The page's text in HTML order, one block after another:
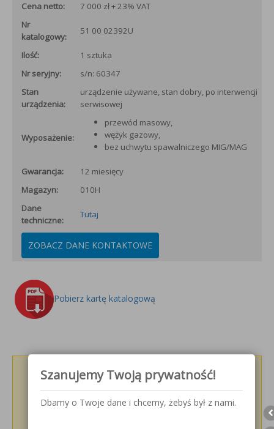
Cena netto:
7 000 zł + 23% VAT
Nr
katalogowy:
51 00 02392U
Ilość:
1 sztuka
Nr seryjny:
s/n: 60347
Stan
urządzenia:
urządzenie używane, stan dobry, po interwencji
serwisowej
Wyposażenie:
przewód masowy,
wężyk gazowy,
bez uchwytu spawalniczego MIG/MAG
Gwarancja:
12 miesięcy
Magazyn:
010H
Dane
techniczne:
Tutaj
ZOBACZ DANE KONTAKTOWE
Pobierz kartę katalogową
Podziel się z innymi!
Szanujemy Twoją prywatność!
Dbamy o Twoje dane i chcemy, żebyś był z nami.